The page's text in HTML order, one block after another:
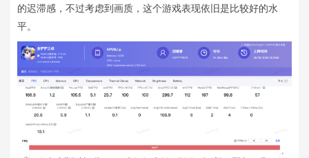
的迟滞感，不过考虑到画质，这个游戏表现依旧是比较好的水
平。